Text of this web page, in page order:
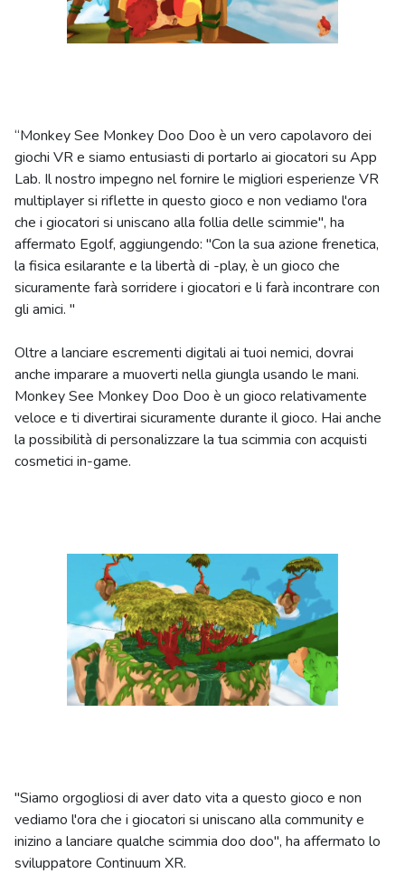
“Monkey See Monkey Doo Doo è un vero capolavoro dei
giochi VR e siamo entusiasti di portarlo ai giocatori su App
Lab. Il nostro impegno nel fornire le migliori esperienze VR
multiplayer si riflette in questo gioco e non vediamo l'ora
che i giocatori si uniscano alla follia delle scimmie", ha
affermato Egolf, aggiungendo: "Con la sua azione frenetica,
la fisica esilarante e la libertà di -play, è un gioco che
sicuramente farà sorridere i giocatori e li farà incontrare con
gli amici. "
Oltre a lanciare escrementi digitali ai tuoi nemici, dovrai
anche imparare a muoverti nella giungla usando le mani.
Monkey See Monkey Doo Doo è un gioco relativamente
veloce e ti divertirai sicuramente durante il gioco. Hai anche
la possibilità di personalizzare la tua scimmia con acquisti
cosmetici in-game.
"Siamo orgogliosi di aver dato vita a questo gioco e non
vediamo l'ora che i giocatori si uniscano alla community e
inizino a lanciare qualche scimmia doo doo", ha affermato lo
sviluppatore Continuum XR.